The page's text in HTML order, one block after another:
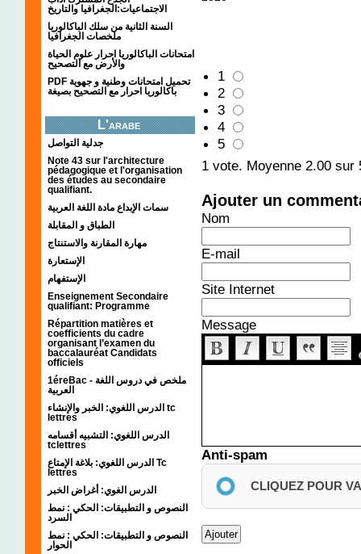
الاجتماعيات:الجغرافيا والتاريخ
السنة الثانية من سلك الباكالوريا
ملخصات الجغرافيا
امتحانات الباكالوريا احرار علوم الحياة
والأرض مع التصحيح
PDF تحميل امتحانات وطنية و جهوية
باكالوريا احرار مع التصحيح بصيغة
L'arabe
جدلية التواصل
Note 43 sur l'architecture
pédagogique et l'organisation
des études au secondaire
qualifiant.
سمات الإبداع مادة اللغة العربية
الطباق و المقابلة
مهارة المقارنة والاستنتاج
الإستعارة
الإستفهام
Enseignement Secondaire
qualifiant: Programme
Répartition matières et
coefficients du cadre
organisant l’examen du
baccalauréat Candidats
officiels
1éreBac - ملخص في دروس اللغة
العربية
الدرس اللغوي: الخبر والإنشاء tc
lettres
الدرس اللغوي: التشبيه أقسامه
tclettres
الدرس اللغوي: بلاغة الإمتاع Tc
lettres
الدرس الغوي: أغراض الخبر
النصوص و التطبيقات: الحكي : نمط
السرد
النصوص و التطبيقات: الحكي : نمط
الحوار
1
2
3
4
5
1 vote. Moyenne 2.00 sur
Ajouter un
Nom
E-mail
Site Internet
Message
Anti-spam
CLIQUEZ POUR